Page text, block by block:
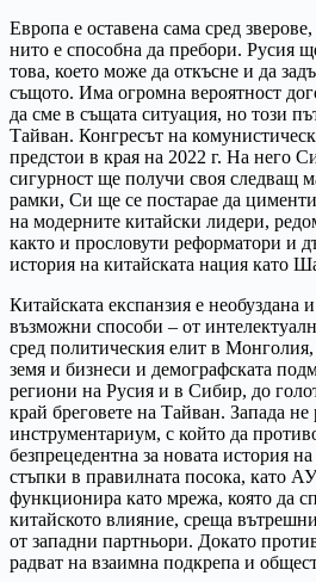
Европа е оставена сама сред
нито е способна да пребори. Русия
това, което може да откъсне и да
същото. Има огромна вероятност
да сме в същата ситуация, но този
Тайван. Конгресът на
предстои в края на 2022 г. На него
сигурност ще получи своя следващ
рамки, Си ще се постарае да
на модерните китайски лидери,
както и прословути реформатори и
история на китайската нация като
Китайската експанзия е необуздана
възможни способи – от
сред политическия елит в
земя и бизнеси и демографската
региони на Русия и в Сибир, до
край бреговете на Тайван. Запада не
инструментариум, с който да
безпрецедентна за новата история
стъпки в правилната посока, като
функционира като мрежа, която да
китайското влияние, среща
от западни партньори. Докато
радват на взаимна подкрепа и